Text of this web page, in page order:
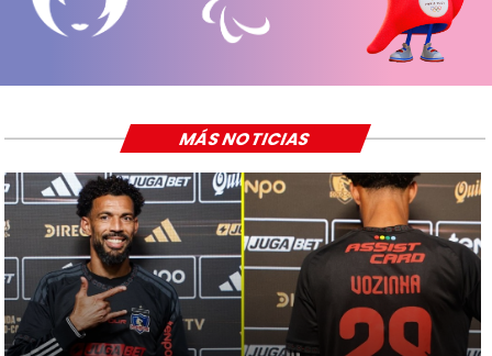
MÁS NOTICIAS